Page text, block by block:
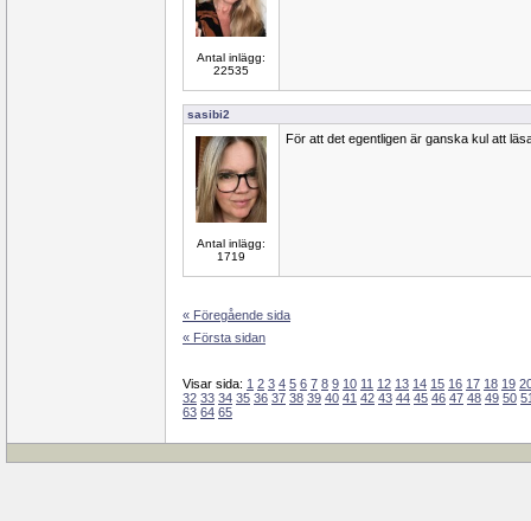
Antal inlägg:
22535
sasibi2
Antal inlägg:
1719
För att det egentligen är ganska kul att
« Föregående sida
« Första sidan
Visar sida: 1 2 3 4 5 6 7 8 9 10 11 12 13 14 15 16 17 18 19
32 33 34 35 36 37 38 39 40 41 42 43 44 45 46 47 48 49 50
63 64 65